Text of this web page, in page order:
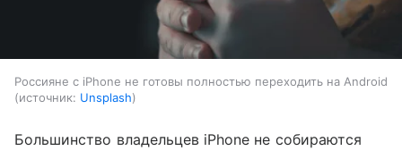
Россияне с iPhone не готовы полностью переходить на Android
источник: Unsplash
Большинство владельцев iPhone не собираются